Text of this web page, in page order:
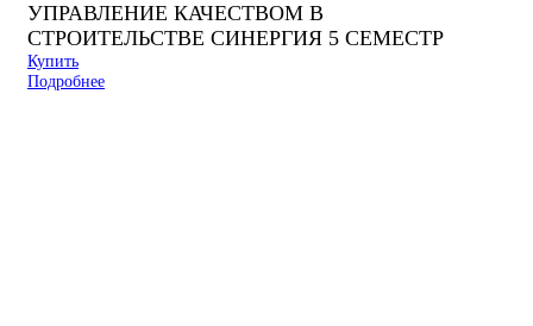
УПРАВЛЕНИЕ КАЧЕСТВОМ В
СТРОИТЕЛЬСТВЕ СИНЕРГИЯ 5 СЕМЕСТР
Купить
Подробнее